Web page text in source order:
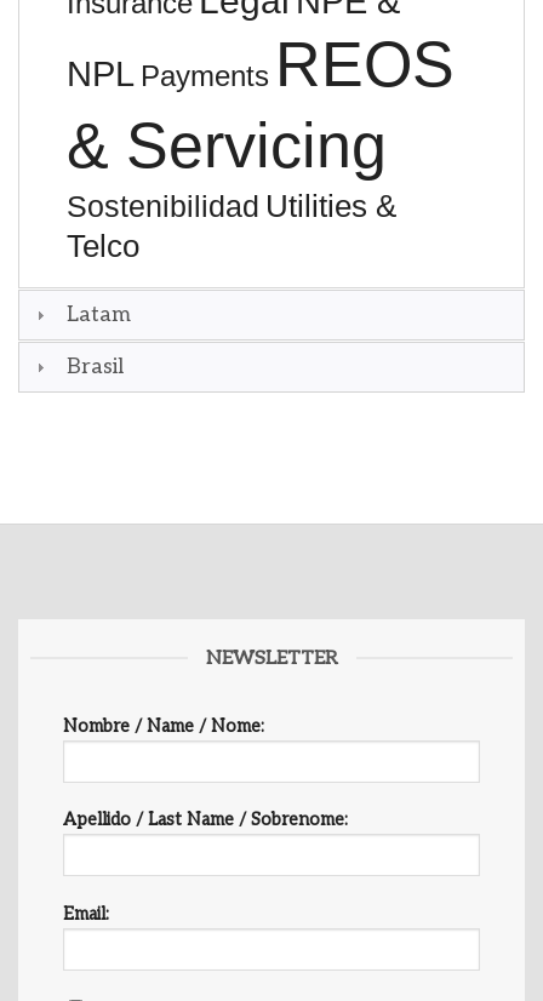
NPL Payments REOS
& Servicing
Sostenibilidad Utilities &
Telco
Latam
Brasil
NEWSLETTER
Nombre / Name / Nome:
Apellido / Last Name / Sobrenome:
Email: